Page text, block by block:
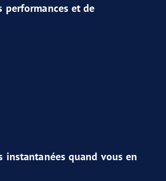
performances et de
instantanées quand vous en